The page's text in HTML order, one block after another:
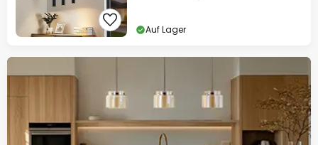
Auf Lager